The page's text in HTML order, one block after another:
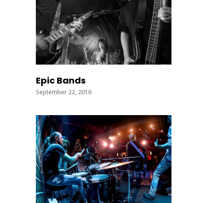
Epic Bands
September 22, 2016